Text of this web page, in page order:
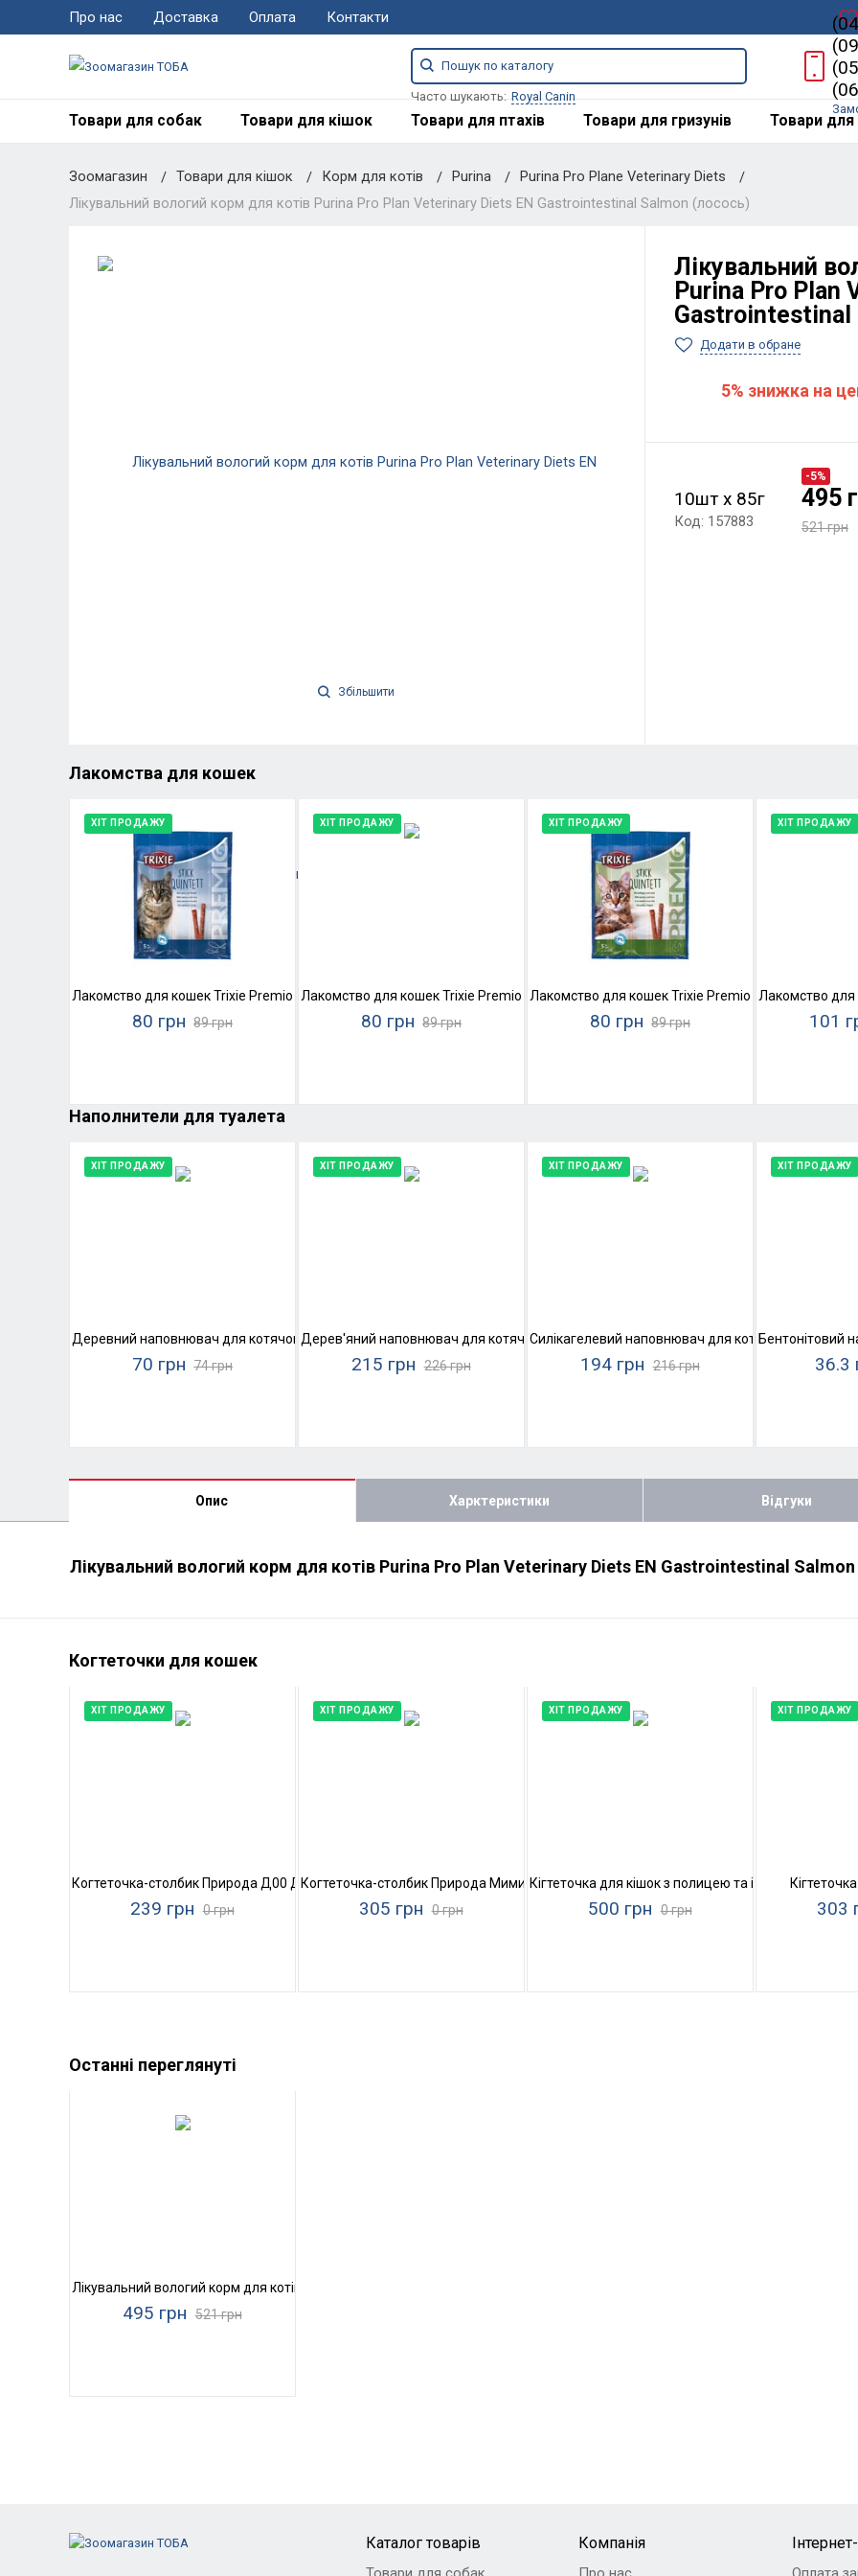
Про нас Доставка Оплата Контакти
Часто шукають: Royal Canin
Товари для собак Товари для кішок Товари для птахів Товари для гризунів Товари для
Зоомагазин Товари для кішок Корм для котів Purina
Purina Pro Plane Veterinary Diets
Лікувальний вологий корм для котів Purina Pro Plan Veterinary Diets EN Gastrointestinal Salmon (лосось)
Збільшити
Лікувальний
Purina Pro Plan
Gastrointestinal
Додати в обране
5% знижка на
10шт х 85г
Код: 157883
-5%
495
521 грн
Лакомства для кошек
ХІТ ПРОДАЖУ
Лакомство для кошек Trixie Premio Stick Quintett (лосось и форель)
80 грн 89 грн
ХІТ ПРОДАЖУ
Лакомство для кошек Trixie Premio Stick Quintett (ягненок и индейка)
80 грн 89 грн
ХІТ ПРОДАЖУ
Лакомство для кошек Trixie Premio Stick Quintett
80 грн 89 грн
ХІТ ПРОДАЖУ
Лакомство
101
Наполнители для туалета
ХІТ ПРОДАЖУ
Деревний наповнювач для котячого туалету Super Cat №1
70 грн 74 грн
ХІТ ПРОДАЖУ
Дерев'яний наповнювач для котячого туалету Super Cat Стандарт Білий
215 грн 226 грн
ХІТ ПРОДАЖУ
Силікагелевий наповнювач для котячого туалету
194 грн 216 грн
ХІТ ПРОДАЖУ
Бентонітовий
36.3
Опис Харктеристики Відгуки
Лікувальний вологий корм для котів Purina Pro Plan Veterinary Diets EN Gastrointestinal
Когтеточки для кошек
ХІТ ПРОДАЖУ
Когтеточка-столбик Природа Д00 Джут
239 грн 0 грн
ХІТ ПРОДАЖУ
Когтеточка-столбик Природа Мими
305 грн 0 грн
ХІТ ПРОДАЖУ
Кігтеточка для кішок з полицею та іграшками
500 грн 0 грн
ХІТ ПРОДАЖУ
303
Останні переглянуті
Лікувальний вологий корм для котів Purina Pro Plan Veterinary Diets EN Gastrointestinal Salmon (лосось)
495 грн 521 грн
Каталог товарів Компанія